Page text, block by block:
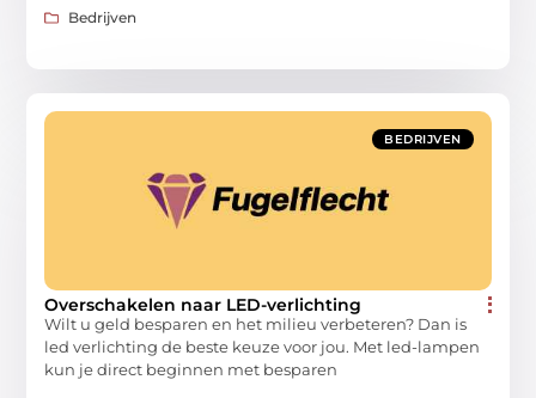
Bedrijven
BEDRIJVEN
Overschakelen naar LED-verlichting
Wilt u geld besparen en het milieu verbeteren? Dan is
led verlichting de beste keuze voor jou. Met led-lampen
kun je direct beginnen met besparen